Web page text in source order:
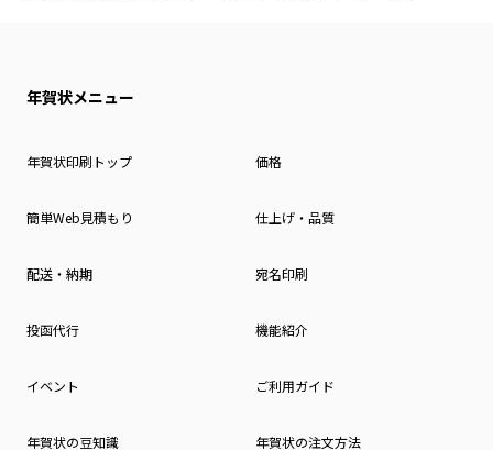
年賀状メニュー
年賀状印刷トップ 価格
簡単Web見積もり 仕上げ・品質
配送・納期 宛名印刷
投函代行 機能紹介
イベント ご利用ガイド
年賀状の豆知識 年賀状の注文方法